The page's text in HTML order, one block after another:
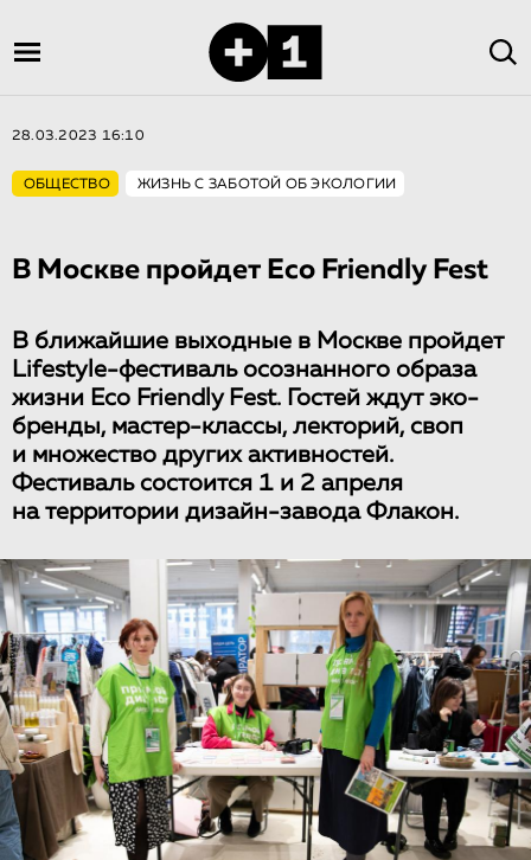
28.03.2023 16:10
ОБЩЕСТВО ЖИЗНЬ С ЗАБОТОЙ ОБ ЭКОЛОГИИ
В Москве пройдет Eco Friendly Fest
В ближайшие выходные в Москве пройдет
Lifestyle-фестиваль осознанного образа
жизни Eco Friendly Fest. Гостей ждут эко-
бренды, мастер-классы, лекторий, своп
и множество других активностей.
Фестиваль состоится 1 и 2 апреля
на территории дизайн-завода Флакон.